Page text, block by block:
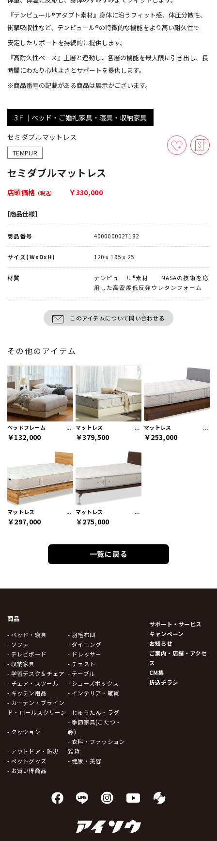
『テンピュール®アダプト素材』身体に沿うフィット感、体圧分散性、
衝撃吸収性など、テンピュール®の特徴的な機能をより高い耐久性で
安定したサポートを持続的に提供します。
『高耐久性ベース』上層と連動し、各層の機能を最大限に引き出し、長
時間にわたり心地よさとサポートを提供します。
※商品番号の記載がある商品は展示がございます。
3Ｆ｜ベッド・ご婚礼家具・寝具・収納家具
セミダブルマットレス
TEMPUR
セミダブルマットレス
店頭価格 （税込） ￥330,000
［商品仕様］
商品番号 4000000027182
サイズ(WxDxH) 120ｘ195ｘ25
材質
テンピュール®素材 NASAの技術を応
用した高密度低反発ウレタンフォーム
このアイテムについて問い合わせる
その他のアイテム
ベッドフレーム
￥132,000
マットレス
￥379,500
マットレス
￥253,000
マットレス
￥297,000
マットレス
￥275,000
一覧に戻る
商品
- ベッド・寝具
- 羽毛布団
- ソファ
- ダイニング
- テレビボード
- ドレッサー
- 収納家具
- チェスト
- 学習デスク＆チェア - テーブル
- チェア・スツール
- シューズボックス
- キッチン用品
- インテリア・雑貨
- カーテン・ブライン
ド・ロールスクリーン - じゅうたん・ラグ
- クッション
- 季節家具(こたつ・
籐)
- アウトドア・防災
- 衣料・ファッション
雑貨
- ペットグッズ
- 健康・美容
- お買い得商品
サポート・サービス
キャンペーン
お知らせ
ご案内・店舗・アクセ
ス
CM集
折込チラシ